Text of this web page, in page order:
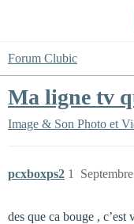
Forum Clubic
Ma ligne tv
Image & Son Photo et
pcxboxps2 1
des que ca bouge ,